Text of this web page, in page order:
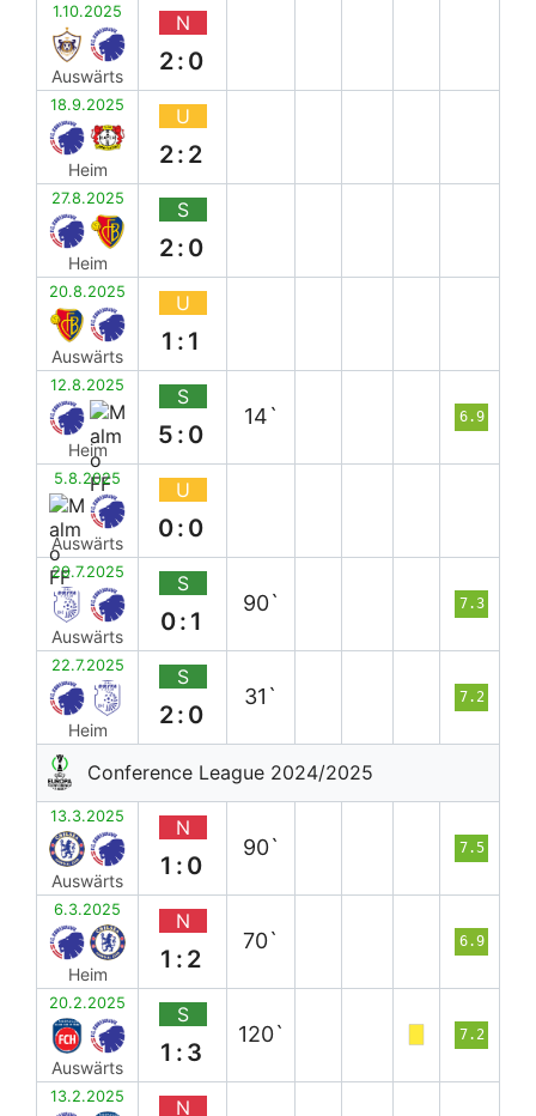
1.10.2025
Auswärts
N
2:0
18.9.2025
Heim
U
2:2
27.8.2025
Heim
S
2:0
20.8.2025
Auswärts
U
1:1
12.8.2025
Heim
S
5:0
14` 6.9
5.8.2025
Auswärts
U
0:0
29.7.2025
Auswärts
S
0:1
90` 7.3
22.7.2025
Heim
S
2:0
31` 7.2
Conference League 2024/2025
13.3.2025
Auswärts
N
1:0
90` 7.5
6.3.2025
Heim
N
1:2
70` 6.9
20.2.2025
Auswärts
S
1:3
120` 7.2
13.2.2025 N